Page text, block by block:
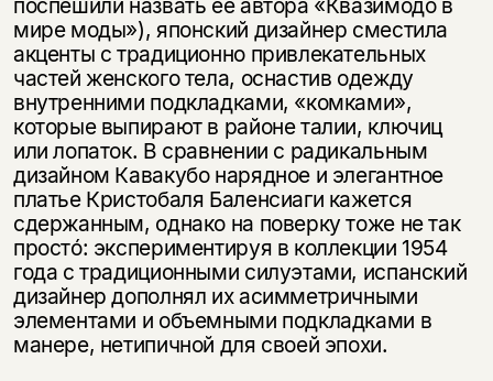
поспешили назвать ее автора «Квазимодо в
мире моды»), японский дизайнер сместила
акценты с традиционно привлекательных
частей женского тела, оснастив одежду
внутренними подкладками, «комками»,
которые выпирают в районе талии, ключиц
или лопаток. В сравнении с радикальным
дизайном Кавакубо нарядное и элегантное
платье Кристобаля Баленсиаги кажется
сдержанным, однако на поверку тоже не так
простó: экспериментируя в коллекции 1954
года с традиционными силуэтами, испанский
дизайнер дополнял их асимметричными
элементами и объемными подкладками в
манере, нетипичной для своей эпохи.